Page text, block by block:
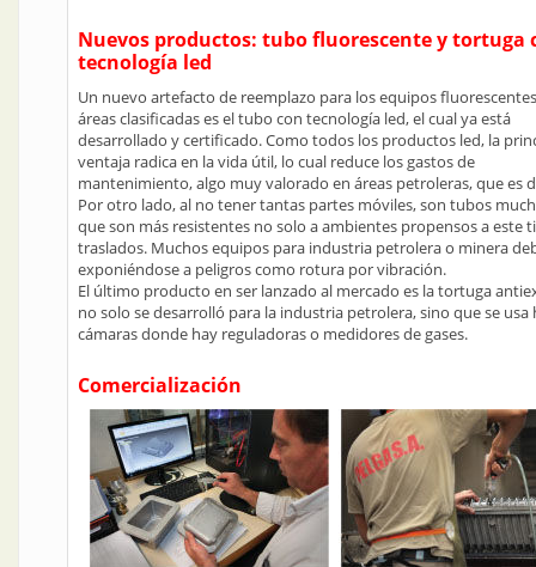
Nuevos productos: tubo fluorescente y tortuga
tecnología led
Un nuevo artefacto de reemplazo para los equipos
áreas clasificadas es el tubo con tecnología led, el cual ya está
desarrollado y certificado. Como todos los productos led, la
ventaja radica en la vida útil, lo cual reduce los gastos de
mantenimiento, algo muy valorado en áreas petroleras, que es
Por otro lado, al no tener tantas partes móviles, son tubos
que son más resistentes no solo a ambientes propensos a este
traslados. Muchos equipos para industria petrolera o minera
exponiéndose a peligros como rotura por vibración.
El último producto en ser lanzado al mercado es la tortuga
no solo se desarrolló para la industria petrolera, sino que se usa
cámaras donde hay reguladoras o medidores de gases.
Comercialización